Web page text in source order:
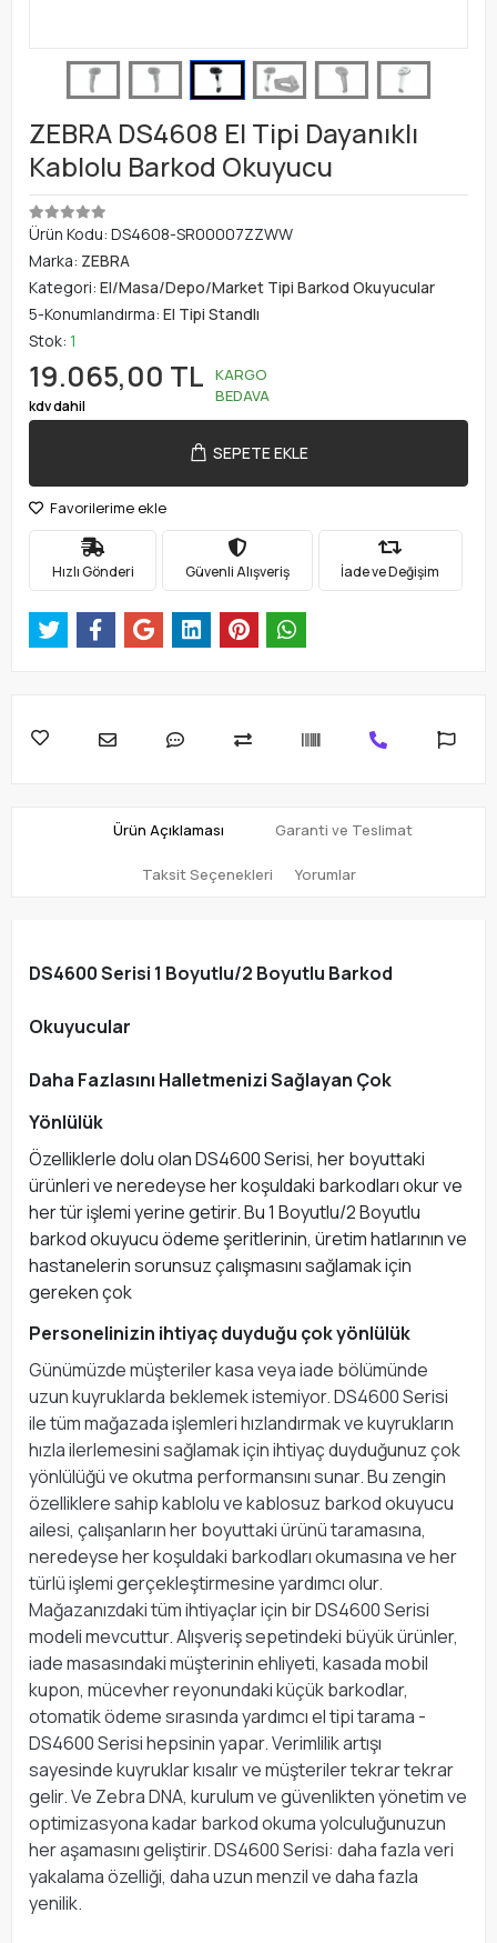
ZEBRA DS4608 El Tipi Dayanıklı
Kablolu Barkod Okuyucu
Ürün Kodu: DS4608-SR00007ZZWW
Marka: ZEBRA
Kategori: El/Masa/Depo/Market Tipi Barkod Okuyucular
5-Konumlandırma: El Tipi Standlı
Stok: 1
19.065,00 TL
kdv dahil
KARGO
BEDAVA
SEPETE EKLE
Favorilerime ekle
Hızlı Gönderi Güvenli Alışveriş İade ve Değişim
Ürün Açıklaması Garanti ve Teslimat
Taksit Seçenekleri Yorumlar
DS4600 Serisi 1 Boyutlu/2 Boyutlu Barkod
Okuyucular
Daha Fazlasını Halletmenizi Sağlayan Çok
Yönlülük
Özelliklerle dolu olan DS4600 Serisi, her boyuttaki
ürünleri ve neredeyse her koşuldaki barkodları okur ve
her tür işlemi yerine getirir. Bu 1 Boyutlu/2 Boyutlu
barkod okuyucu ödeme şeritlerinin, üretim hatlarının ve
hastanelerin sorunsuz çalışmasını sağlamak için
gereken çok
Personelinizin ihtiyaç duyduğu çok yönlülük
Günümüzde müşteriler kasa veya iade bölümünde
uzun kuyruklarda beklemek istemiyor. DS4600 Serisi
ile tüm mağazada işlemleri hızlandırmak ve kuyrukların
hızla ilerlemesini sağlamak için ihtiyaç duyduğunuz çok
yönlülüğü ve okutma performansını sunar. Bu zengin
özelliklere sahip kablolu ve kablosuz barkod okuyucu
ailesi, çalışanların her boyuttaki ürünü taramasına,
neredeyse her koşuldaki barkodları okumasına ve her
türlü işlemi gerçekleştirmesine yardımcı olur.
Mağazanızdaki tüm ihtiyaçlar için bir DS4600 Serisi
modeli mevcuttur. Alışveriş sepetindeki büyük ürünler,
iade masasındaki müşterinin ehliyeti, kasada mobil
kupon, mücevher reyonundaki küçük barkodlar,
otomatik ödeme sırasında yardımcı el tipi tarama -
DS4600 Serisi hepsinin yapar. Verimlilik artışı
sayesinde kuyruklar kısalır ve müşteriler tekrar tekrar
gelir. Ve Zebra DNA, kurulum ve güvenlikten yönetim ve
optimizasyona kadar barkod okuma yolculuğunuzun
her aşamasını geliştirir. DS4600 Serisi: daha fazla veri
yakalama özelliği, daha uzun menzil ve daha fazla
yenilik.